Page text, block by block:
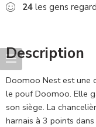
24 les gens
Description
Doomoo Nest est une
le pouf Doomoo. Elle
son siège. La
harnais à 3 points